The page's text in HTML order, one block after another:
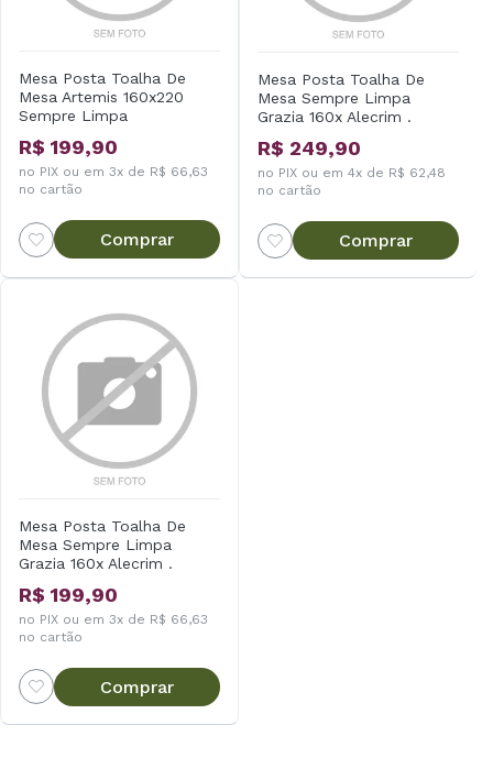
Mesa Posta Toalha De
Mesa Artemis 160x220
Sempre Limpa
R$ 199,90
no PIX ou em 3x de R$ 66,63
no cartão
Comprar
Mesa Posta Toalha De
Mesa Sempre Limpa
Grazia 160x Alecrim .
R$ 249,90
no PIX ou em 4x de R$ 62,48
no cartão
Comprar
Mesa Posta Toalha De
Mesa Sempre Limpa
Grazia 160x Alecrim .
R$ 199,90
no PIX ou em 3x de R$ 66,63
no cartão
Comprar